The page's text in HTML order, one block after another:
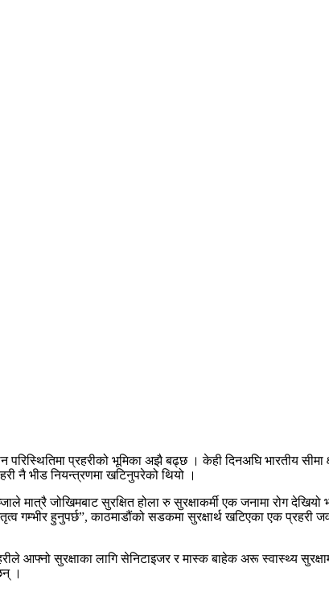
परिस्थितिमा प्रहरीको भूमिका अझै बढ्छ । केही दिनअघि भारतीय
नै भीड नियन्त्रणमा खटिनुपरेको थियो ।
मात्रै जोखिमबाट सुरक्षित होला रु सुरक्षाकर्मी एक जनामा रोग
गम्भीर हुनुपर्छ”, काठमाडौंको सडकमा सुरक्षार्थ खटिएका एक
आफ्नो सुरक्षाका लागि सेनिटाइजर र मास्क बाहेक अरू स्वास्थ्य
।